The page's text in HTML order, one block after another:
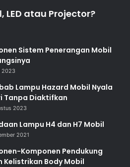
LED atau Projector?
Sistem Penerangan Mobil
2023
Lampu Hazard Mobil Nyala
Tanpa Diaktifkan
2023
Lampu H4 dan H7 Mobil
2021
Komponen Pendukung
Kelistrikan Body Mobil